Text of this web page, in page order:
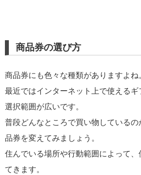
商品券の選び方
商品券にも色々な種類がありますよね
最近ではインターネット上で使えるギ
選択範囲が広いです。
普段どんなところで買い物している
品券を変えてみましょう。
住んでいる場所や行動範囲によって、
てきます。